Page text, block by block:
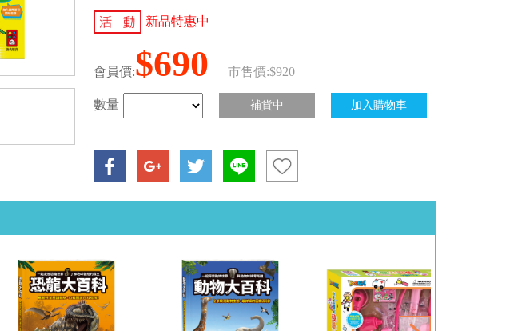
新品特惠中
會員價:$690 市售價:$920
數量